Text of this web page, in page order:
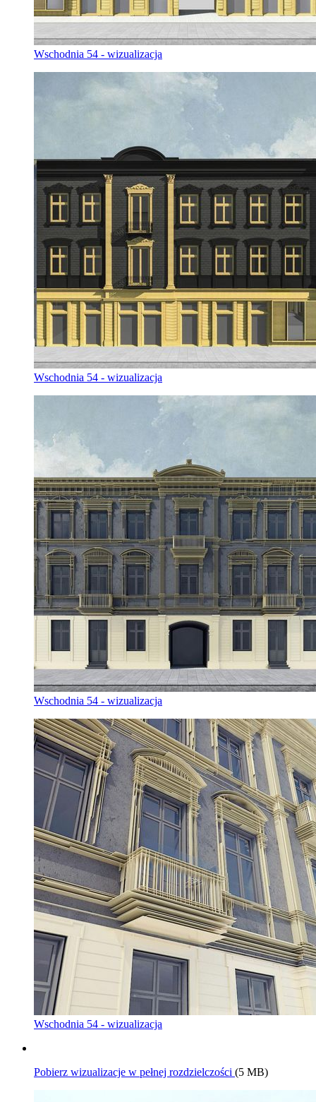
Wschodnia 54 - wizualizacja
Wschodnia 54 - wizualizacja
Wschodnia 54 - wizualizacja
Wschodnia 54 - wizualizacja
Pobierz wizualizacje w pełnej rozdzielczości (5 MB)